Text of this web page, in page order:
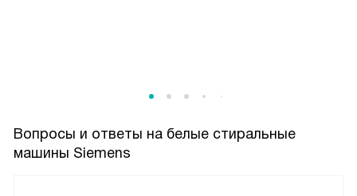
Вопросы и ответы на белые стиральные
машины Siemens